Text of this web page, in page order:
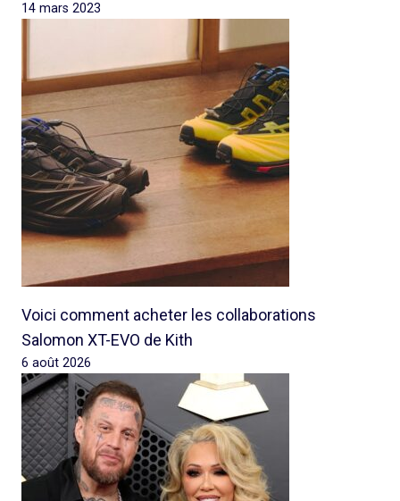
14 mars 2023
Voici comment acheter les collaborations
Salomon XT-EVO de Kith
6 août 2026